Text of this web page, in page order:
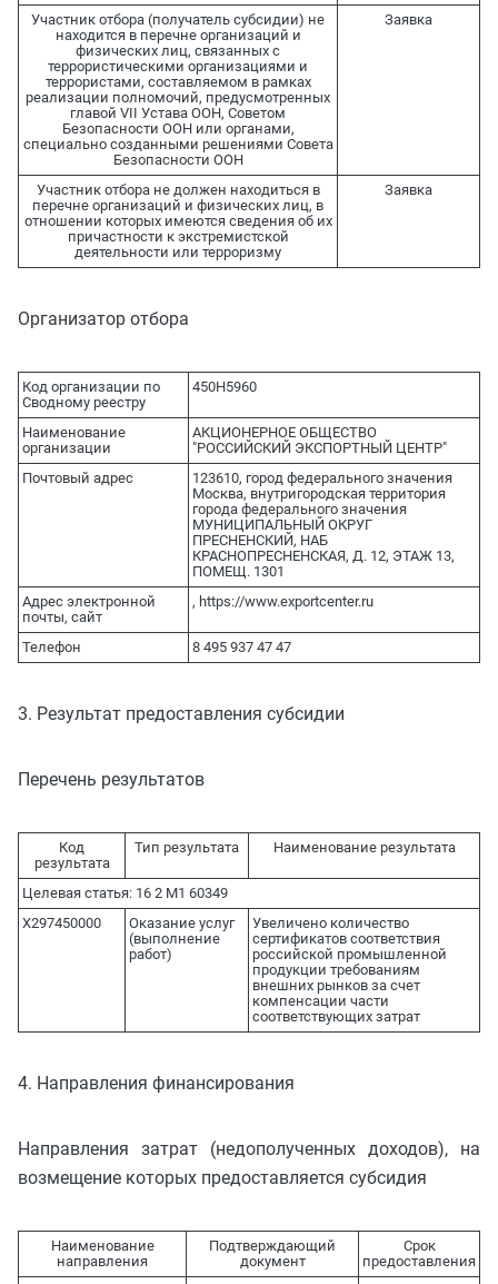
Участник отбора (получатель субсидии) не
находится в перечне организаций и
физических лиц, связанных с
террористическими организациями и
террористами, составляемом в рамках
реализации полномочий, предусмотренных
главой VII Устава ООН, Советом
Безопасности ООН или органами,
специально созданными решениями Совета
Безопасности ООН
Заявка
Участник отбора не должен находиться в
перечне организаций и физических лиц, в
отношении которых имеются сведения об их
причастности к экстремистской
деятельности или терроризму
Заявка
Организатор отбора
Код организации по
Сводному реестру
450Н5960
Наименование
организации
АКЦИОНЕРНОЕ ОБЩЕСТВО
"РОССИЙСКИЙ ЭКСПОРТНЫЙ ЦЕНТР"
Почтовый адрес
123610, город федерального значения
Москва, внутригородская территория
города федерального значения
МУНИЦИПАЛЬНЫЙ ОКРУГ
ПРЕСНЕНСКИЙ, НАБ
КРАСНОПРЕСНЕНСКАЯ, Д. 12, ЭТАЖ 13,
ПОМЕЩ. 1301
Адрес электронной
почты, сайт
, https://www.exportcenter.ru
Телефон 8 495 937 47 47
3. Результат предоставления субсидии
Перечень результатов
Код
результата
Тип результата Наименование результата
Целевая статья: 16 2 М1 60349
X297450000
Оказание услуг
(выполнение
работ)
Увеличено количество
сертификатов соответствия
российской промышленной
продукции требованиям
внешних рынков за счет
компенсации части
соответствующих затрат
4. Направления финансирования
Направления затрат (недополученных доходов), на
возмещение которых предоставляется субсидия
Наименование
направления
Подтверждающий
документ
Срок
предоставления